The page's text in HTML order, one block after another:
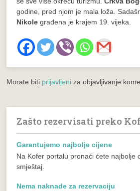
godine, pred njom je mala loža.
Nikole građena je krajem 19. vijeka.
Morate biti prijavljeni za objavljivanje
Zašto rezervisati preko
Garantujemo najbolje cijene
Na Kofer portalu pronaći ćete najbolje
smještaj.
Nema naknade za rezervaciju